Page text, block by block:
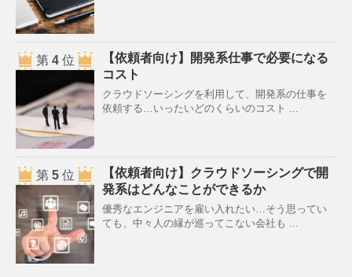
第 4位
【依頼者向け】開発系仕事で必要になる
コスト
クラウドソーシングを利用して、開発系の仕事を
依頼する…いったいどのくらいのコスト ...
第 5位
【依頼者向け】クラウドソーシングで開
発系はどんなことができるか
優秀なエンジニアを雇い入れたい…そう思ってい
ても、中々人の縁が巡ってこない会社も ...